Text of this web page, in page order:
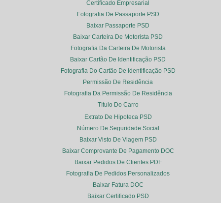
Certificado Empresarial
Fotografia De Passaporte PSD
Baixar Passaporte PSD
Baixar Carteira De Motorista PSD
Fotografia Da Carteira De Motorista
Baixar Cartão De Identificação PSD
Fotografia Do Cartão De Identificação PSD
Permissão De Residência
Fotografia Da Permissão De Residência
Título Do Carro
Extrato De Hipoteca PSD
Número De Seguridade Social
Baixar Visto De Viagem PSD
Baixar Comprovante De Pagamento DOC
Baixar Pedidos De Clientes PDF
Fotografia De Pedidos Personalizados
Baixar Fatura DOC
Baixar Certificado PSD